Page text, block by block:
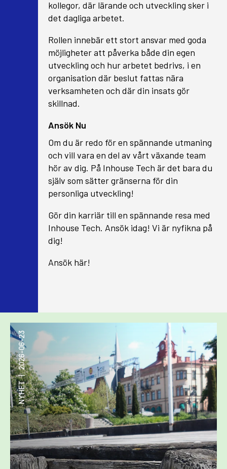
kollegor, där lärande och utveckling sker i
det dagliga arbetet.
Rollen innebär ett stort ansvar med goda
möjligheter att påverka både din egen
utveckling och hur arbetet bedrivs, i en
organisation där beslut fattas nära
verksamheten och där din insats gör
skillnad.
Ansök Nu
Om du är redo för en spännande utmaning
och vill vara en del av vårt växande team
hör av dig. På Inhouse Tech är det bara du
själv som sätter gränserna för din
personliga utveckling!
Gör din karriär till en spännande resa med
Inhouse Tech. Ansök idag! Vi är nyfikna på
dig!
Ansök här!
NYHET
2026-06-23